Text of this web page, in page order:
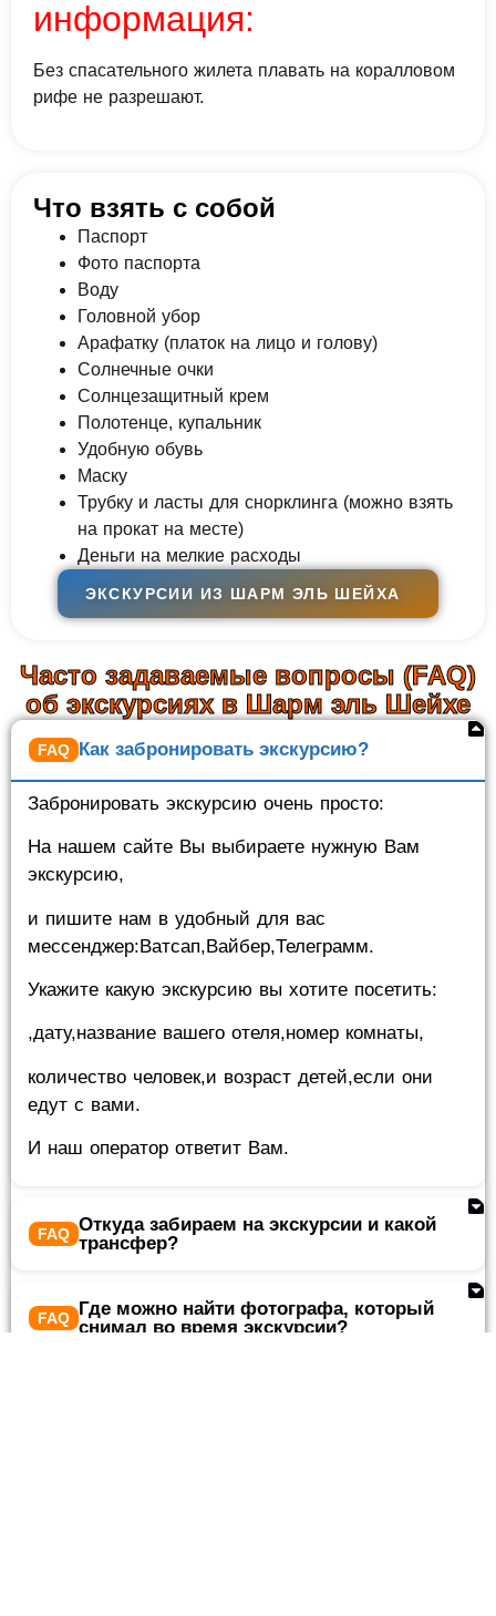
информация:
Без спасательного жилета плавать на коралловом
рифе не разрешают.
Что взять с собой
Паспорт
Фото паспорта
Воду
Головной убор
Арафатку (платок на лицо и голову)
Солнечные очки
Солнцезащитный крем
Полотенце, купальник
Удобную обувь
Маску
Трубку и ласты для снорклинга (можно взять
на прокат на месте)
Деньги на мелкие расходы
ЭКСКУРСИИ ИЗ ШАРМ ЭЛЬ ШЕЙХА
Часто задаваемые вопросы (FAQ)
об экскурсиях в Шарм эль Шейхе
Как забронировать экскурсию?
Забронировать экскурсию очень просто:
На нашем сайте Вы выбираете нужную Вам
экскурсию,
и пишите нам в удобный для вас
мессенджер:Ватсап,Вайбер,Телеграмм.
Укажите какую экскурсию вы хотите посетить:
,дату,название вашего отеля,номер комнаты,
количество человек,и возраст детей,если они
едут с вами.
И наш оператор ответит Вам.
Откуда забираем на экскурсии и какой
трансфер?
Где можно найти фотографа, который
снимал во время экскурсии?